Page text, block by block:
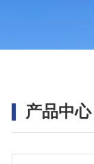
产品中心